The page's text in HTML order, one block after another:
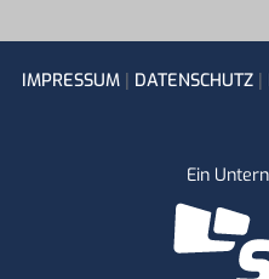
IMPRESSUM| DATENSCHUTZ|
Ein